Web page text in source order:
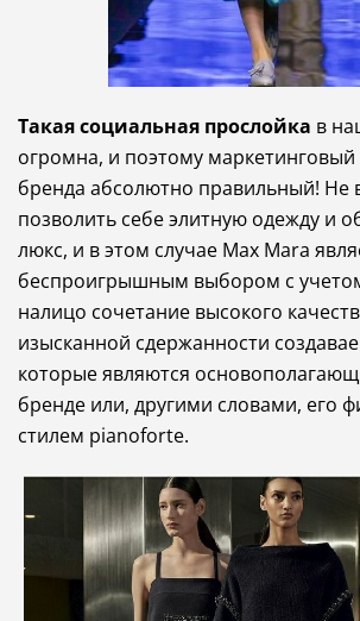
Такая социальная прослойка в
огромна, и поэтому маркетинговый
бренда абсолютно правильный! Не
позволить себе элитную одежду и
люкс, и в этом случае Max Mara
беспроигрышным выбором с
налицо сочетание высокого
изысканной сдержанности
которые являются
бренде или, другими словами, его
стилем pianoforte.